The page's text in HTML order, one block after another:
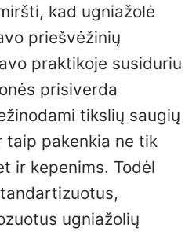
kad ugniažolė
priešvėžinių
praktikoje susiduriu
prisiverda
tikslių saugių
taip pakenkia ne tik
ir kepenims. Todėl
ugniažolių